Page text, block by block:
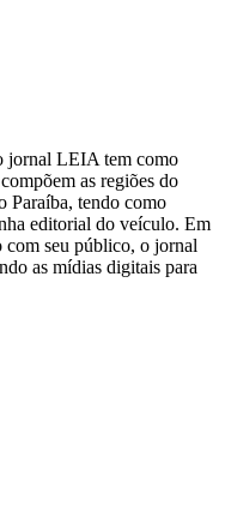
jornal LEIA tem como
as regiões do
Paraíba, tendo como
editorial do veículo. Em
com seu público, o jornal
as mídias digitais para